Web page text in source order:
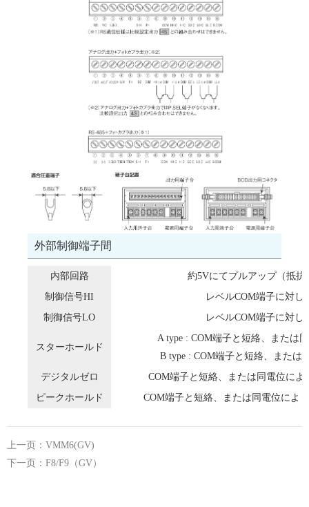
外部制御端子間
内部回路
約5Vにてプルアップ（抵
制御信号HI
レベルCOM端子に対し
制御信号LO
レベルCOM端子に対し
スターホールド
A type : COM端子と短絡、または
B type : COM端子と短絡、または
デジタルゼロ
COM端子と短絡、または同電位によ
ピークホールド
COM端子と短絡、または同電位によ
上一页：VMM6(GV)
下一页：F8/F9（GV）